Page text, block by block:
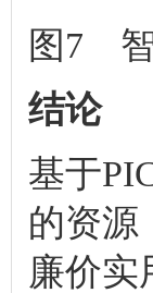
图7 智
结论
基于
的资源
廉价实